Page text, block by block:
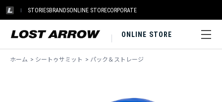
STORIESBRANDSONLINE STORECORPORATE
ONLINE STORE
ホーム > シートゥサミット > パック＆ストレージ